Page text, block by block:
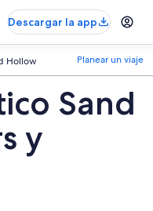
Descargar la app
Hollow Planear un viaje
Sand
y